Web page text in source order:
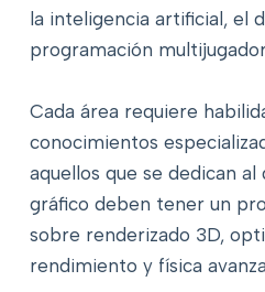
la inteligencia artificial, el
programación
Cada área requiere
conocimientos
aquellos que se dedican
gráfico deben tener un
sobre renderizado 3D,
rendimiento y física